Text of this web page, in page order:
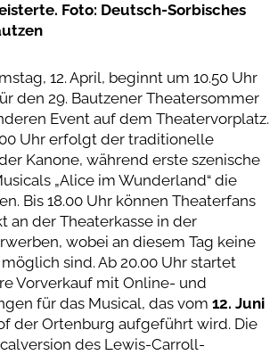
Foto: Deutsch-Sorbisches
12. April, beginnt um 10.50 Uhr
den 29. Bautzener Theatersommer
Event auf dem Theatervorplatz.
Uhr erfolgt der traditionelle
Kanone, während erste szenische
„Alice im Wunderland“ die
Bis 18.00 Uhr können Theaterfans
an der Theaterkasse in der
wobei an diesem Tag keine
sind. Ab 20.00 Uhr startet
Vorverkauf mit Online- und
für das Musical, das vom 12. Juni
der Ortenburg aufgeführt wird. Die
des Lewis-Carroll-